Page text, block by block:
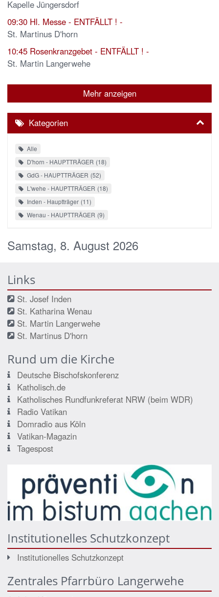
Kapelle Jüngersdorf
09:30 Hl. Messe - ENTFÄLLT ! -
St. Martinus D'horn
10:45 Rosenkranzgebet - ENTFÄLLT ! -
St. Martin Langerwehe
Mehr anzeigen
Kategorien
Alle
D'horn - HAUPTTRÄGER 18
GdG - HAUPTTRÄGER 52
L'wehe - HAUPTTRÄGER 18
Inden - Hauptträger 11
Wenau - HAUPTTRÄGER 9
Samstag, 8. August 2026
Links
St. Josef Inden
St. Katharina Wenau
St. Martin Langerwehe
St. Martinus D'horn
Rund um die Kirche
Deutsche Bischofskonferenz
Katholisch.de
Katholisches Rundfunkreferat NRW (beim WDR)
Radio Vatikan
Domradio aus Köln
Vatikan-Magazin
Tagespost
Institutionelles Schutzkonzept
Institutionelles Schutzkonzept
Zentrales Pfarrbüro Langerwehe